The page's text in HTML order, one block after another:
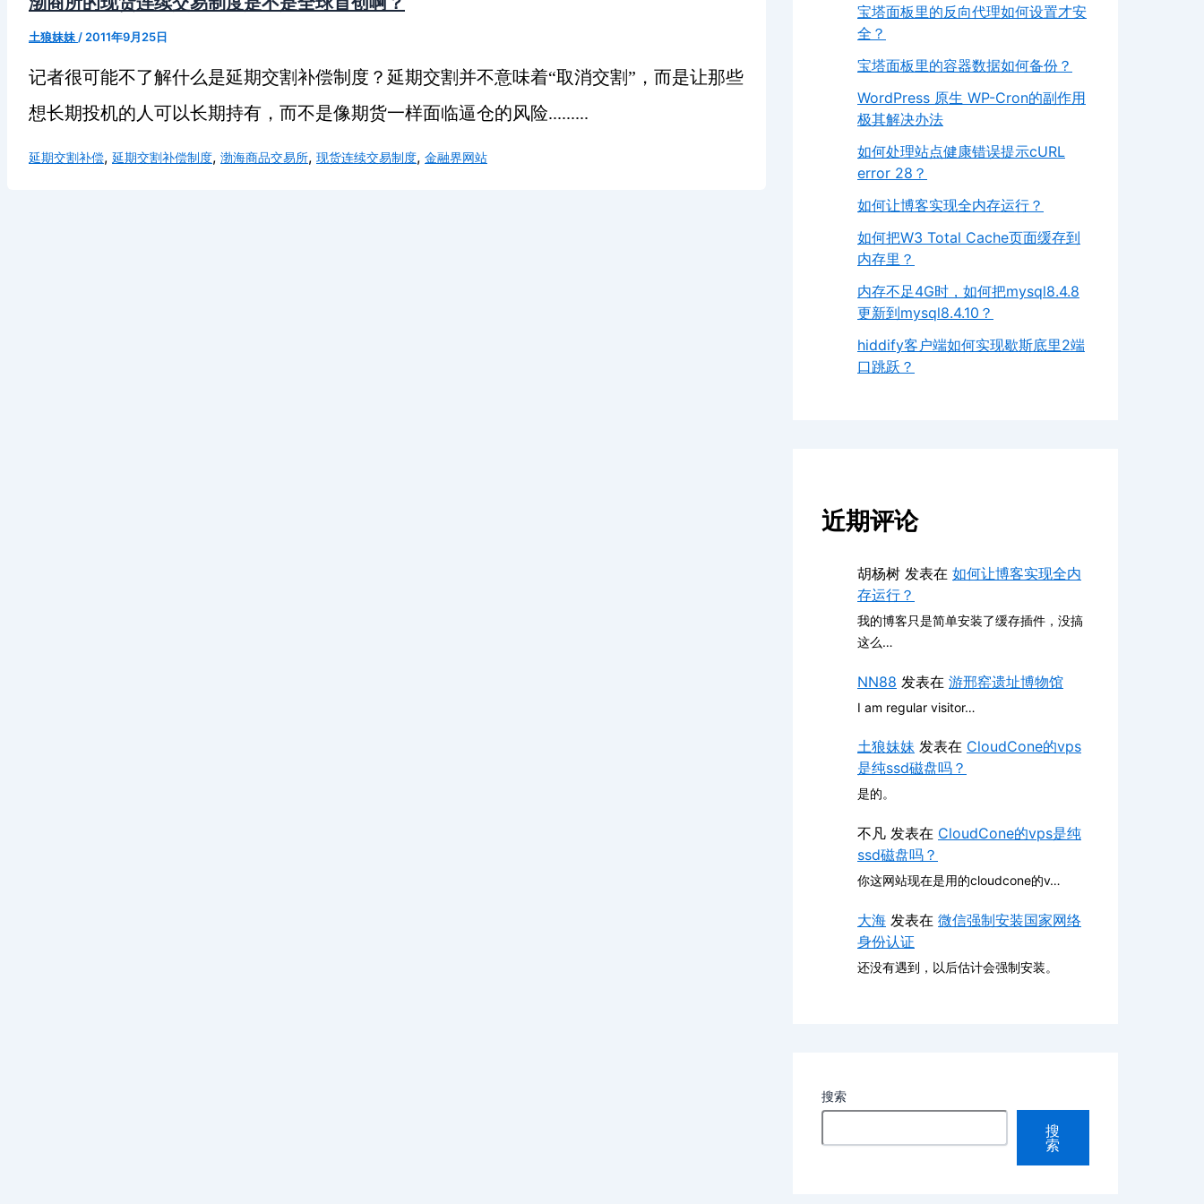
土狼妹妹 / 2011年9月25日
记者很可能不了解什么是延期交割补偿制度？延期交割并不意味着“取消交割”，而是让那些
想长期投机的人可以长期持有，而不是像期货一样面临逼仓的风险.........
延期交割补偿, 延期交割补偿制度, 渤海商品交易所, 现货连续交易制度, 金融界网站
宝塔面板里的反向代理如何设置才安
全？
宝塔面板里的容器数据如何备份？
WordPress 原生 WP-Cron的副作用
极其解决办法
如何处理站点健康错误提示cURL
error 28？
如何让博客实现全内存运行？
如何把W3 Total Cache页面缓存到
内存里？
内存不足4G时，如何把mysql8.4.8
更新到mysql8.4.10？
hiddify客户端如何实现歇斯底里2端
口跳跃？
近期评论
胡杨树 发表在 如何让博客实现全内
存运行？
我的博客只是简单安装了缓存插件，没搞
这么…
NN88 发表在 游邢窑遗址博物馆
I am regular visitor…
土狼妹妹 发表在 CloudCone的vps
是纯ssd磁盘吗？
是的。
不凡 发表在 CloudCone的vps是纯
ssd磁盘吗？
你这网站现在是用的cloudcone的v…
大海 发表在 微信强制安装国家网络
身份认证
还没有遇到，以后估计会强制安装。
搜索
搜
索